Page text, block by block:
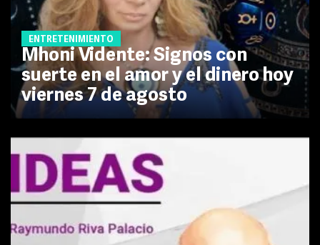
ENTRETENIMIENTO
Mhoni Vidente: Signos con
suerte en el amor y el dinero hoy
viernes 7 de agosto